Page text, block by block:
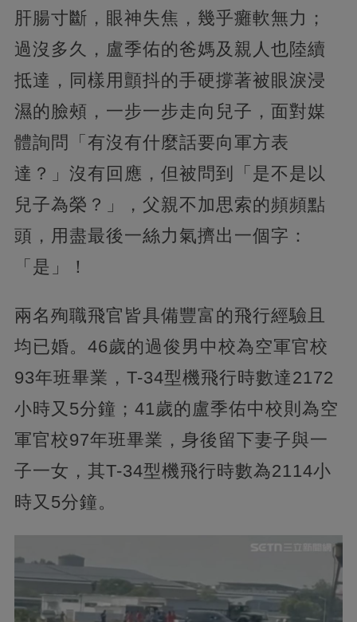
肝腸寸斷，眼神失焦，幾乎癱軟無力；
過沒多久，盧季佑的爸媽及親人也陸續
抵達，同樣用顫抖的手硬撐著被眼淚浸
濕的臉頰，一步一步走向兒子，面對媒
體詢問「有沒有什麼話要向軍方表
達？」沒有回應，但被問到「是不是以
兒子為榮？」，父親不加思索的頻頻點
頭，用盡最後一絲力氣擠出一個字：
「是」！
兩名殉職飛官皆具備豐富的飛行經驗且
均已婚。46歲的過俊男中校為空軍官校
93年班畢業，T-34型機飛行時數達2172
小時又5分鐘；41歲的盧季佑中校則為空
軍官校97年班畢業，身後留下妻子與一
子一女，其T-34型機飛行時數為2114小
時又5分鐘。